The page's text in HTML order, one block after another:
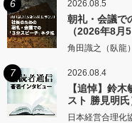
6 2026.08.5
朝礼・会議で
（2026年8月5
角田識之（臥龍
7 2026.08.4
【追悼】鈴
スト 勝見明氏
日本経営合理化